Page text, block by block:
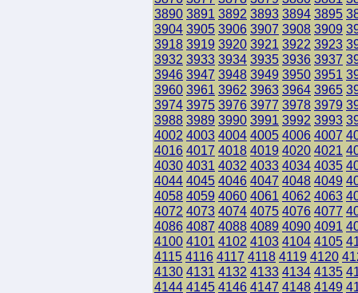
3890 3891 3892 3893 3894 3895
3904 3905 3906 3907 3908 3909
3918 3919 3920 3921 3922 3923
3932 3933 3934 3935 3936 3937
3946 3947 3948 3949 3950 3951
3960 3961 3962 3963 3964 3965
3974 3975 3976 3977 3978 3979
3988 3989 3990 3991 3992 3993
4002 4003 4004 4005 4006 4007
4016 4017 4018 4019 4020 4021
4030 4031 4032 4033 4034 4035
4044 4045 4046 4047 4048 4049
4058 4059 4060 4061 4062 4063
4072 4073 4074 4075 4076 4077
4086 4087 4088 4089 4090 4091
4100 4101 4102 4103 4104 4105
4115 4116 4117 4118 4119 4120
4130 4131 4132 4133 4134 4135
4144 4145 4146 4147 4148 4149